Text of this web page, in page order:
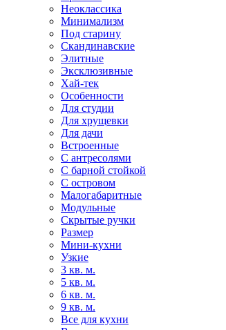
Неоклассика
Минимализм
Под старину
Скандинавские
Элитные
Эксклюзивные
Хай-тек
Особенности
Для студии
Для хрущевки
Для дачи
Встроенные
С антресолями
С барной стойкой
С островом
Малогабаритные
Модульные
Скрытые ручки
Размер
Мини-кухни
Узкие
3 кв. м.
5 кв. м.
6 кв. м.
9 кв. м.
Все для кухни